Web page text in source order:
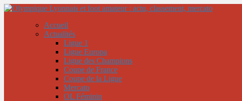
Accueil
Actualités
Ligue 1
Ligue Europa
Ligue des Champions
Coupe de France
Coupe de la Ligue
Mercato
OL Féminin